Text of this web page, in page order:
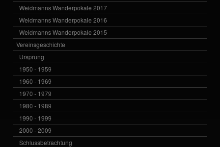
Weidmanns Wanderpokale 2017
Weidmanns Wanderpokale 2016
Weidmanns Wanderpokale 2015
Vereinsgeschichte
Ursprung
1950 - 1959
1960 - 1969
1970 - 1979
1980 - 1989
1990 - 1999
2000 - 2009
Schlussbetrachtung